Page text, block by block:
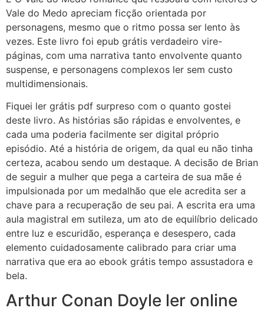
Vale do Medo apreciam ficção orientada por
personagens, mesmo que o ritmo possa ser lento às
vezes. Este livro foi epub grátis verdadeiro vire-
páginas, com uma narrativa tanto envolvente quanto
suspense, e personagens complexos ler sem custo
multidimensionais.
Fiquei ler grátis pdf surpreso com o quanto gostei
deste livro. As histórias são rápidas e envolventes, e
cada uma poderia facilmente ser digital próprio
episódio. Até a história de origem, da qual eu não tinha
certeza, acabou sendo um destaque. A decisão de Brian
de seguir a mulher que pega a carteira de sua mãe é
impulsionada por um medalhão que ele acredita ser a
chave para a recuperação de seu pai. A escrita era uma
aula magistral em sutileza, um ato de equilíbrio delicado
entre luz e escuridão, esperança e desespero, cada
elemento cuidadosamente calibrado para criar uma
narrativa que era ao ebook grátis tempo assustadora e
bela.
Arthur Conan Doyle ler online